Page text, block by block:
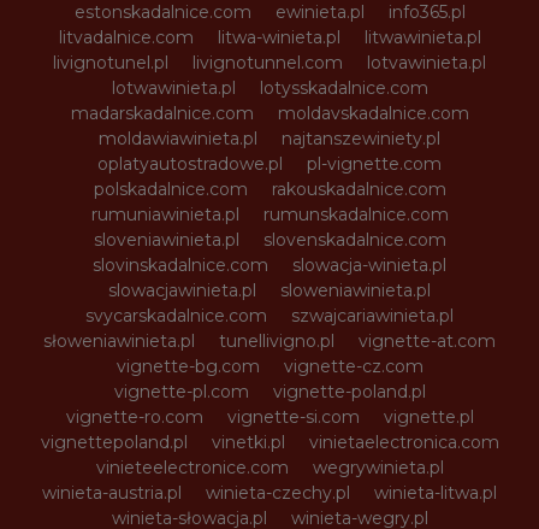
estonskadalnice.com
ewinieta.pl
info365.pl
litvadalnice.com
litwa-winieta.pl
litwawinieta.pl
livignotunel.pl
livignotunnel.com
lotvawinieta.pl
lotwawinieta.pl
lotysskadalnice.com
madarskadalnice.com
moldavskadalnice.com
moldawiawinieta.pl
najtanszewiniety.pl
oplatyautostradowe.pl
pl-vignette.com
polskadalnice.com
rakouskadalnice.com
rumuniawinieta.pl
rumunskadalnice.com
sloveniawinieta.pl
slovenskadalnice.com
slovinskadalnice.com
slowacja-winieta.pl
slowacjawinieta.pl
sloweniawinieta.pl
svycarskadalnice.com
szwajcariawinieta.pl
słoweniawinieta.pl
tunellivigno.pl
vignette-at.com
vignette-bg.com
vignette-cz.com
vignette-pl.com
vignette-poland.pl
vignette-ro.com
vignette-si.com
vignette.pl
vignettepoland.pl
vinetki.pl
vinietaelectronica.com
vinieteelectronice.com
wegrywinieta.pl
winieta-austria.pl
winieta-czechy.pl
winieta-litwa.pl
winieta-słowacja.pl
winieta-wegry.pl